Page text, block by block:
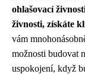
ohlašovací
živnosti, získáte
vám
možnosti budovat
uspokojení, když